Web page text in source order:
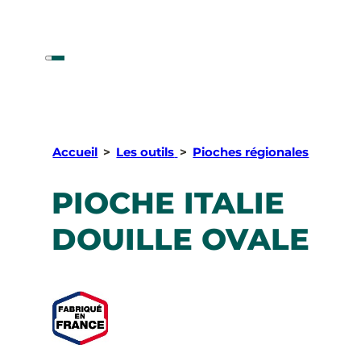
Accueil > Les outils > Pioches régionales
PIOCHE ITALIE
DOUILLE OVALE